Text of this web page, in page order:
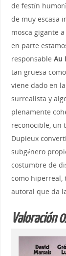
de festín
de muy escasa
mosca gigante
en parte
responsable Au
tan gruesa
viene dado en
surrealista y
plenamente
reconocible, un
Dupieux
subgénero
costumbre de
como hiperreal,
autoral que da
Valoración